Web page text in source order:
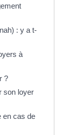
: y a t-
à
?
son loyer
en cas de